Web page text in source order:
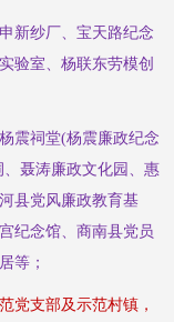
新纱厂、宝天路纪念
验室、 杨联东劳模创
震祠堂(杨震廉政纪念
聂涛廉政文化园、惠
县党风廉政教育基
纪念馆、商南县党员
等；
党支部及示范村镇，